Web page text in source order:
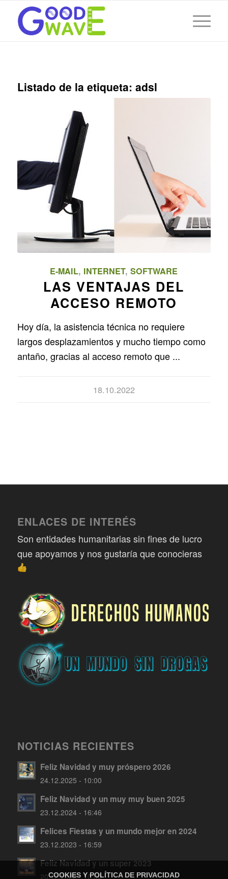
Listado de la etiqueta: adsl
E-MAIL, INTERNET,SOFTWARE
LAS VENTAJAS DEL
ACCESO REMOTO
Hoy día, la asistencia técnica no requiere
largos desplazamientos y mucho tiempo como
antaño, gracias al acceso remoto que ...
18.10.2022
ENLACES DE INTERÉS
Son entidades humanitarias sin fines de lucro
que apoyamos y nos gustaría que conocieras
NOTICIAS RECIENTES
Feliz Navidad y muy próspero 2026
24.12.2025 - 10:00
Feliz Navidad y un muy muy buen 2025
23.12.2024 - 16:46
Felices Fiestas y un mundo mejor en 2024
23.12.2023 - 16:59
Feliz Navidad y un super 2023
20.12.2022 - 10:00
COOKIES Y POLÍTICA DE PRIVACIDAD